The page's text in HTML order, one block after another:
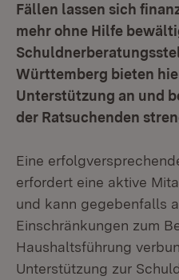
Fällen lassen sich
mehr ohne Hilfe
Württemberg bieten
Unterstützung an und
der Ratsuchenden
Eine
erfordert eine aktive
und kann gegebenfalls
Einschränkungen zum
Haushaltsführung
Unterstützung zur